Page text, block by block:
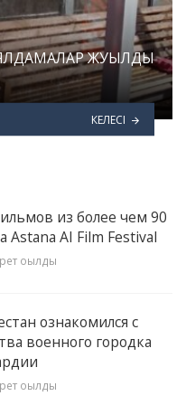
ЖУЫЛДЫ
КЕЛЕСІ
из более чем 90
Astana AI Film Festival
оқылды
ознакомился с
военного городка
оқылды